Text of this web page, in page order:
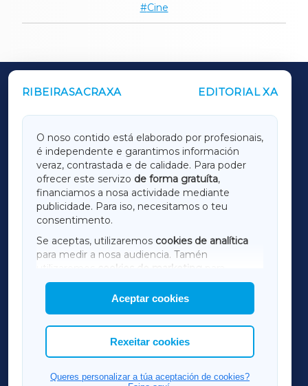
Cine
RIBEIRASACRAXA EDITORIAL XA
O noso contido está elaborado por profesionais,
é independente e garantimos información
veraz, contrastada e de calidade. Para poder
ofrecer este servizo de forma gratuíta,
financiamos a nosa actividade mediante
publicidade. Para iso, necesitamos o teu
consentimento.
Se aceptas, utilizaremos cookies de analítica
para medir a nosa audiencia. Tamén
utilizaremos
cookies de marketing
mostrar publicidade de terceiros.
Así mesmo, podes personalizar a elección das
cookies que desexas permitir.
Aceptar cookies
Rexeitar cookies
Queres personalizar a túa aceptación de cookies?
OUTROS PERIÓDICOS
LUGOXA
TERRACHAXA
AMARIÑAXA
RIBEIRASACRAXA
ACORUÑAXA
FERROLXA